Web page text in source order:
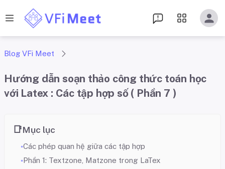
Blog VFi Meet
Hướng dẫn soạn thảo công thức toán học
với Latex : Các tập hợp số ( Phần 7 )
Mục lục
Các phép quan hệ giữa các tập hợp
Phần 1: Textzone, Matzone trong LaTex